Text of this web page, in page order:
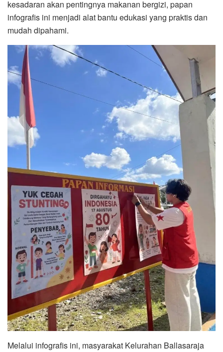
kesadaran akan pentingnya makanan bergizi, papan
infografis ini menjadi alat bantu edukasi yang praktis dan
mudah dipahami.
Melalui infografis ini, masyarakat Kelurahan Ballasaraja